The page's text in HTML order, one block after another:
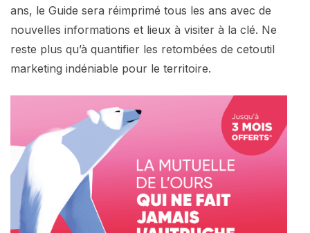
ans, le Guide sera réimprimé tous les ans avec de
nouvelles informations et lieux à visiter à la clé. Ne
reste plus qu’à quantifier les retombées de cetoutil
marketing indéniable pour le territoire.